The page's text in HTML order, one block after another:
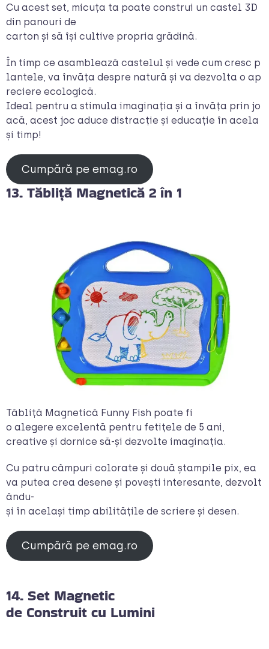
Cu acest set, micuța ta poate construi un castel 3D
din panouri de
carton și să își cultive propria grădină.
În timp ce asamblează castelul și vede cum cresc p
lantele, va învăța despre natură și va dezvolta o ap
reciere ecologică.
Ideal pentru a stimula imaginația și a învăța prin jo
acă, acest joc aduce distracție și educație în acela
și timp!
Cumpără pe emag.ro
13. Tăbliță Magnetică 2 în 1
Tăbliță Magnetică Funny Fish poate fi
o alegere excelentă pentru fetițele de 5 ani,
creative și dornice să-și dezvolte imaginația.
Cu patru câmpuri colorate și două ștampile pix, ea
va putea crea desene și povești interesante, dezvolt
ându-
și în același timp abilitățile de scriere și desen.
Cumpără pe emag.ro
14. Set Magnetic
de Construit cu Lumini